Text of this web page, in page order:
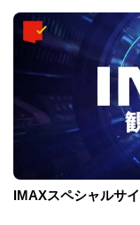
IMAXスペシャルサ